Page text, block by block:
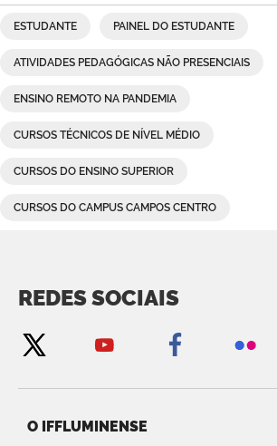
ESTUDANTE PAINEL DO ESTUDANTE
ATIVIDADES PEDAGÓGICAS NÃO PRESENCIAIS
ENSINO REMOTO NA PANDEMIA
CURSOS TÉCNICOS DE NÍVEL MÉDIO
CURSOS DO ENSINO SUPERIOR
CURSOS DO CAMPUS CAMPOS CENTRO
REDES SOCIAIS
O IFFLUMINENSE